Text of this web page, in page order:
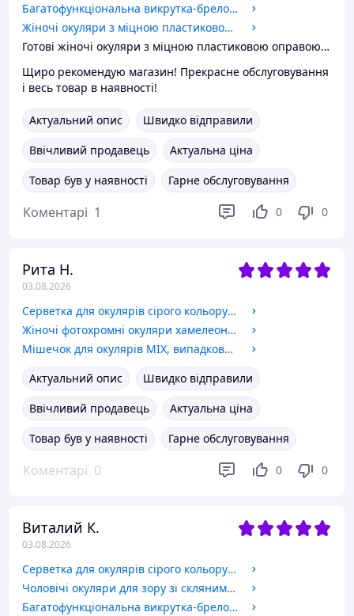
Багатофункціональна викрутка-брелок 3в1
Жіночі окуляри з міцною пластиковою оправою і прозорими лінзами, для читання плюс і мінус Код 2030
Готові жіночі окуляри з міцною пластиковою оправою і прозорими лінзами, для читання плюс і мінус Код 2030
Щиро рекомендую магазин! Прекрасне обслуговування
і весь товар в наявності!
Актуальний опис
Швидко відправили
Ввічливий продавець
Актуальна ціна
Товар був у наявності
Гарне обслуговування
Коментарі 1 0 0
Рита Н.
03.08.2026
Серветка для окулярів сірого кольору компактний та корисний аксесуар для кожного, хто носить окуляри.
Жіночі фотохромні окуляри хамелеони прямокутні без оправи срібло для сонця та водіння. 60010 C1
Мішечок для окулярів MIX, випадковий колір. Mix-Bag.
Актуальний опис
Швидко відправили
Ввічливий продавець
Актуальна ціна
Товар був у наявності
Гарне обслуговування
Коментарі 0 0 0
Виталий К.
03.08.2026
Серветка для окулярів сірого кольору компактний та корисний аксесуар для кожного, хто носить окуляри.
Чоловічі окуляри для зору зі скляними лінзами, металева оправа, повна плюс і мінус | Код 129 M2 +2.25
Багатофункціональна викрутка-брелок 3в1